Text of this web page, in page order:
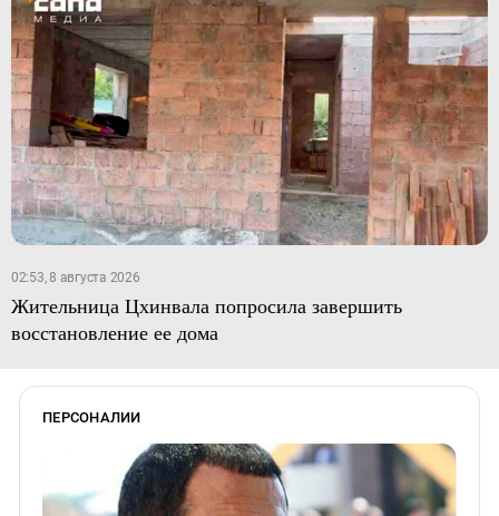
02:53, 8 августа 2026
Жительница Цхинвала попросила завершить
восстановление ее дома
ПЕРСОНАЛИИ